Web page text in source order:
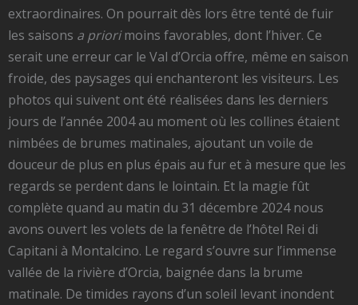
extraordinaires. On pourrait dès lors être tenté de fuir
les saisons a priorimoins favorables, dont l’hiver. Ce
serait une erreur car le Val d’Orcia offre, même en saison
froide, des paysages qui enchanteront les visiteurs. Les
photos qui suivent ont été réalisées dans les derniers
jours de l’année 2004 au moment où les collines étaient
nimbées de brumes matinales, ajoutant un voile de
douceur de plus en plus épais au fur et à mesure que les
regards se perdent dans le lointain. Et la magie fût
complète quand au matin du 31 décembre 2024 nous
avons ouvert les volets de la fenêtre de l’hôtel Rei di
Capitani à Montalcino. Le regard s’ouvre sur l’immense
vallée de la rivière d’Orcia, baignée dans la brume
matinale. De timides rayons d’un soleil levant inondent